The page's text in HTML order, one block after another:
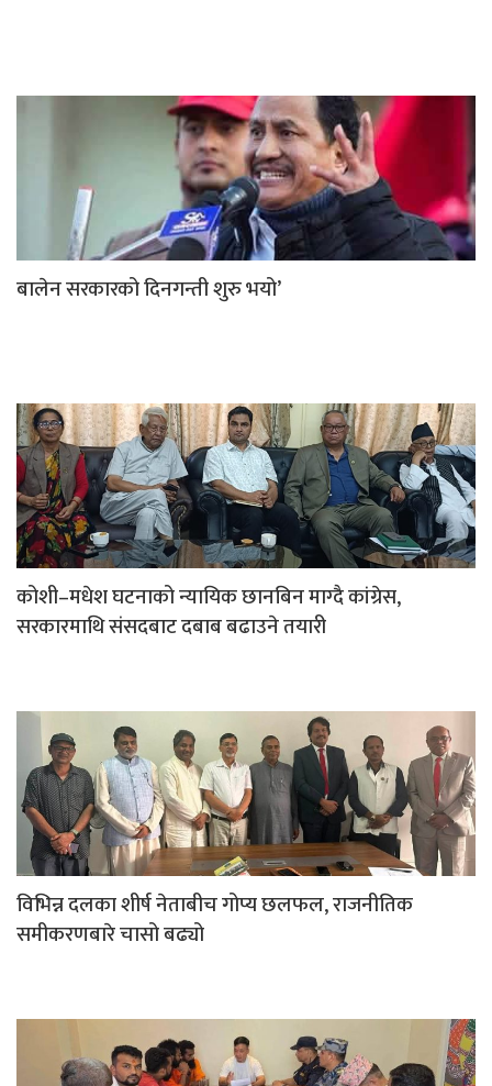
बालेन सरकारको दिनगन्ती शुरु भयो’
कोशी–मधेश घटनाको न्यायिक छानबिन माग्दै कांग्रेस,
सरकारमाथि संसदबाट दबाब बढाउने तयारी
विभिन्न दलका शीर्ष नेताबीच गोप्य छलफल, राजनीतिक
समीकरणबारे चासो बढ्यो